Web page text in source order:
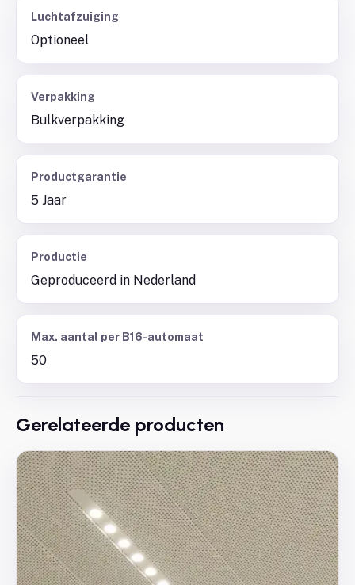
Luchtafzuiging
Optioneel
Verpakking
Bulkverpakking
Productgarantie
5 Jaar
Productie
Geproduceerd in Nederland
Max. aantal per B16-automaat
50
Gerelateerde producten